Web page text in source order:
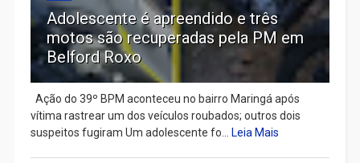
Adolescente é apreendido e três
motos são recuperadas pela PM em
Belford Roxo
Ação do 39º BPM aconteceu no bairro Maringá após
vítima rastrear um dos veículos roubados; outros dois
suspeitos fugiram Um adolescente fo...
Leia Mais